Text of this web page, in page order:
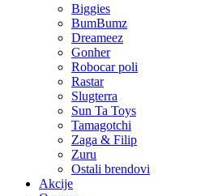
Biggies
BumBumz
Dreameez
Gonher
Robocar poli
Rastar
Slugterra
Sun Ta Toys
Tamagotchi
Zaga & Filip
Zuru
Ostali brendovi
Akcije